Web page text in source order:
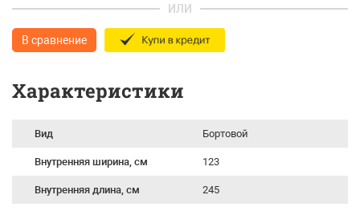
ИЛИ
В сравнение
Характеристики
Вид Бортовой
Внутренняя ширина, см 123
Внутренняя длина, см 245